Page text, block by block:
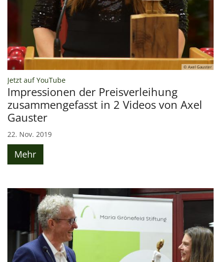
© Axel Gauster
Jetzt auf YouTube:
Impressionen der Preisverleihung
zusammengefasst in 2 Videos von Axel
Gauster
22. Nov. 2019
Mehr